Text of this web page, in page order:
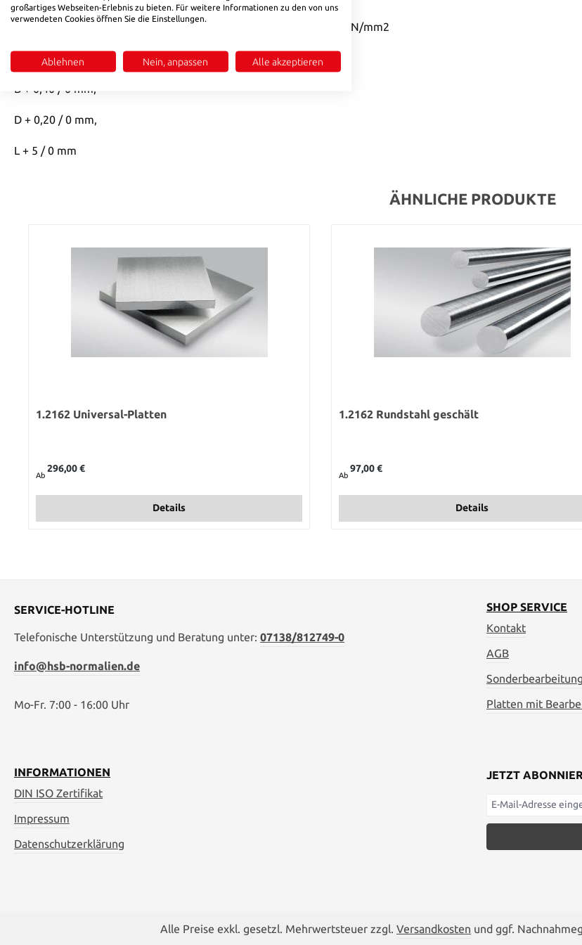
Ausführung: vorgeschliffen oder feinstgefräst, weichgeglüht, ~745 N/mm2
Toleranz:
B + 0,40 / 0 mm,
D + 0,20 / 0 mm,
L + 5 / 0 mm
ÄHNLICHE PRODUKTE
1.2162 Universal-Platten
Ab
296,00 €
Details
1.2162 Rundstahl geschält
Ab
97,00 €
Details
SERVICE-HOTLINE
Telefonische Unterstützung und Beratung unter: 07138/812749-0
info@hsb-normalien.de
Mo-Fr. 7:00 - 16:00 Uhr
SHOP SERVICE
Kontakt
AGB
Platten mit
INFORMATIONEN
DIN ISO Zertifikat
Impressum
Datenschutzerklärung
JETZT
Alle Preise exkl. gesetzl. Mehrwertsteuer zzgl. Versandkosten und ggf.
großartiges Webseiten-Erlebnis zu bieten. Für weitere Informationen zu den von uns
verwendeten Cookies öffnen Sie die Einstellungen.
Ablehnen Nein, anpassen Alle akzeptieren